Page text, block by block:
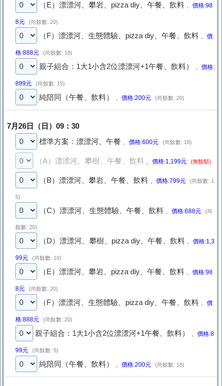
（E）漂漂河、攀岩、pizza diy、午餐、飲料 、價格:98
8元 (尚餘數: 20)
（F）漂漂河、生態體驗、pizza diy、午餐、飲料 、價
格:888元 (尚餘數: 18)
親子組合：1大1小含2位漂漂河+1午餐、飲料） 、價格:
899元 (尚餘數: 15)
純陪同（午餐、飲料） 、價格:200元 (尚餘數: 20)
7月26日（日）09：30
標準方案：漂漂河、午餐 、價格:600元 (尚餘數: 18)
（A）漂漂河、攀樹、午餐、飲料 、價格:1,199元 (無餘額)
（B）漂漂河、攀岩、午餐、飲料 、價格:799元 (尚餘數: 1
5)
（C）漂漂河、生態體驗、午餐、飲料 、價格:688元 (尚
餘數: 20)
（D）漂漂河、攀樹、pizza diy、午餐、飲料 、價格:1,3
99元 (尚餘數: 10)
（E）漂漂河、攀岩、pizza diy、午餐、飲料 、價格:98
8元 (尚餘數: 20)
（F）漂漂河、生態體驗、pizza diy、午餐、飲料 、價
格:888元 (尚餘數: 20)
親子組合：1大1小含2位漂漂河+1午餐、飲料） 、價格:8
99元 (尚餘數: 5)
純陪同（午餐、飲料） 、價格:200元 (尚餘數: 18)